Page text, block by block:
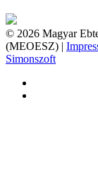
© 2026 Magyar
(MEOESZ) |
Simonszoft